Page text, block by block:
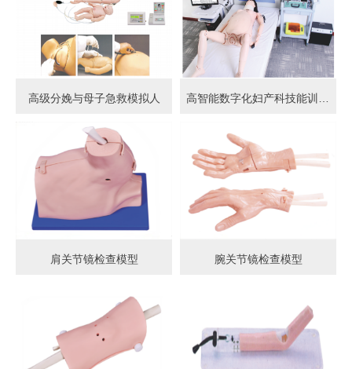
高级分娩与母子急救模拟人
肩关节镜检查模型 腕关节镜检查模型